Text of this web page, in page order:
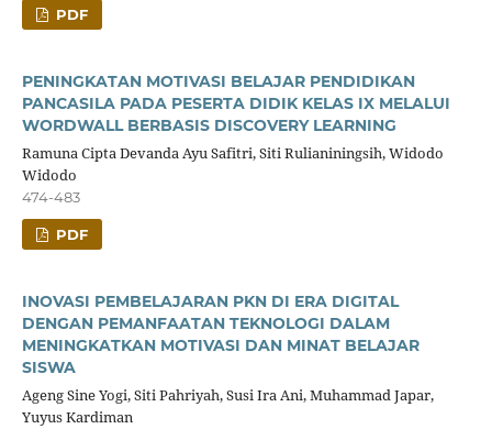
PDF
PENINGKATAN MOTIVASI BELAJAR PENDIDIKAN
PANCASILA PADA PESERTA DIDIK KELAS IX MELALUI
WORDWALL BERBASIS DISCOVERY LEARNING
Ramuna Cipta Devanda Ayu Safitri, Siti Rulianiningsih, Widodo
Widodo
474-483
PDF
INOVASI PEMBELAJARAN PKN DI ERA DIGITAL
DENGAN PEMANFAATAN TEKNOLOGI DALAM
MENINGKATKAN MOTIVASI DAN MINAT BELAJAR
SISWA
Ageng Sine Yogi, Siti Pahriyah, Susi Ira Ani, Muhammad Japar,
Yuyus Kardiman